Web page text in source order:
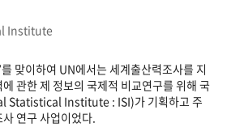
Institute
맞이하여 UN에서는 세계출산력조사를 지
관한 제 정보의 국제적 비교연구를 위해 국
Statistical Institute : ISI)가 기획하고 주
연구 사업이었다.